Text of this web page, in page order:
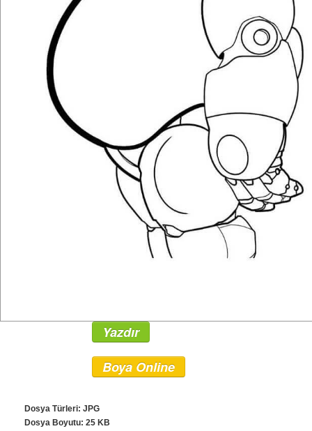
Yazdır
Boya Online
Dosya Türleri: JPG
Dosya Boyutu: 25 KB